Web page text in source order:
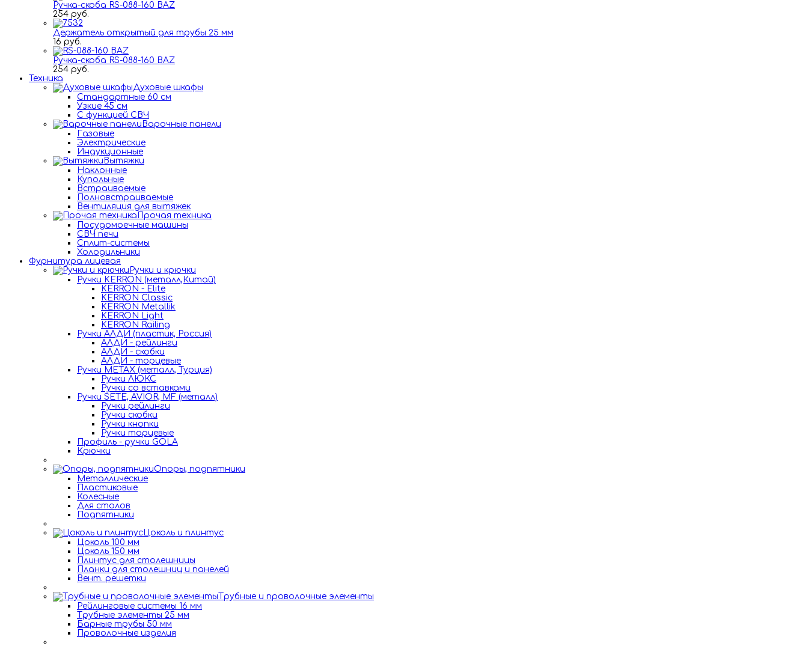
Ручка-скоба RS-088-160 BAZ
254 руб.
Держатель открытый для трубы 25 мм
16 руб.
Ручка-скоба RS-088-160 BAZ
254 руб.
Техника
Духовые шкафы
Стандартные 60 см
Узкие 45 см
С функцией СВЧ
Варочные панели
Газовые
Электрические
Индукционные
Вытяжки
Наклонные
Купольные
Встраиваемые
Полновстраиваемые
Вентиляция для вытяжек
Прочая техника
Посудомоечные машины
СВЧ печи
Сплит-системы
Холодильники
Фурнитура лицевая
Ручки и крючки
Ручки KERRON (металл,Китай)
KERRON - Elite
KERRON Classic
KERRON Metallik
KERRON Light
KERRON Railing
Ручки АЛДИ (пластик, Россия)
АЛДИ - рейлинги
АЛДИ - скобки
АЛДИ - торцевые
Ручки METAX (металл, Турция)
Ручки ЛЮКС
Ручки со вставками
Ручки SETE, AVIOR, MF (металл)
Ручки рейлинги
Ручки скобки
Ручки кнопки
Ручки торцевые
Профиль - ручки GOLA
Крючки
Опоры, подпятники
Металлические
Пластиковые
Колесные
Для столов
Подпятники
Цоколь и плинтус
Цоколь 100 мм
Цоколь 150 мм
Плинтус для столешницы
Планки для столешниц и панелей
Вент. решетки
Трубные и проволочные элементы
Рейлинговые системы 16 мм
Трубные элементы 25 мм
Барные трубы 50 мм
Проволочные изделия